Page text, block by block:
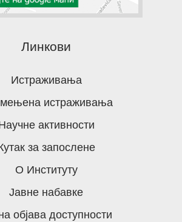
Линкови
Истраживања
истраживања
активности
за запослене
О Институту
Јавне набавке
објава доступности